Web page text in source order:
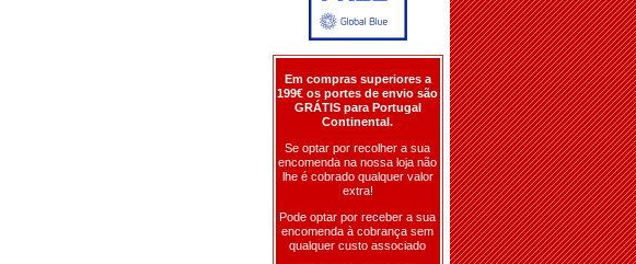
Em compras superiores a
199€ os portes de envio são
GRÁTIS para Portugal
Continental.
Se optar por recolher a sua
encomenda na nossa loja não
lhe é cobrado qualquer valor
extra!
Pode optar por receber a sua
encomenda à cobrança sem
qualquer custo associado